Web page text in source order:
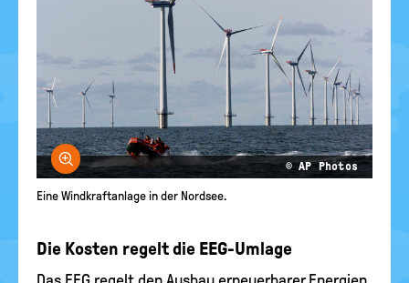
Bild vergrößern
© AP Photos
Eine Windkraftanlage in der Nordsee.
Die Kosten regelt die EEG-Umlage